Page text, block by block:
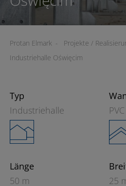
Protan Elmark - Projekte /
Industriehalle Oświęcim
Typ
Industriehalle
PVC
Länge
50 m
25